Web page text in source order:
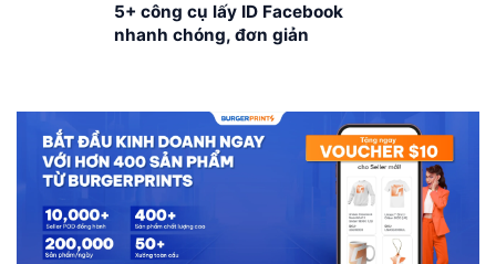
5+ công cụ lấy ID Facebook
nhanh chóng, đơn giản